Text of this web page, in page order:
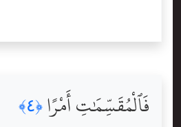
فَٱلْمُقَسِّمَٰتِ أَمْرًا ﴿٤﴾